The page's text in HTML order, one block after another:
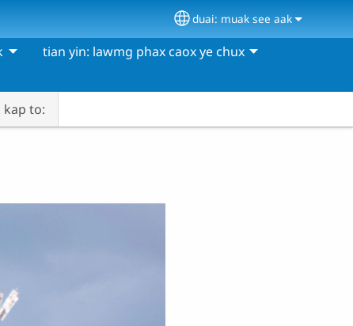
Select your language
duai: muak see aak
kap to:
tian yin: lawmg phax caox ye chux